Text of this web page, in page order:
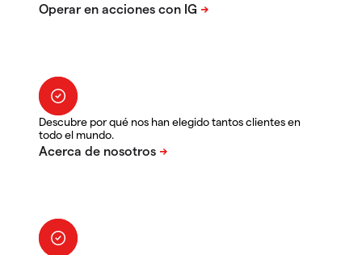
Descubre por qué nos han elegido tantos clientes en
todo el mundo.